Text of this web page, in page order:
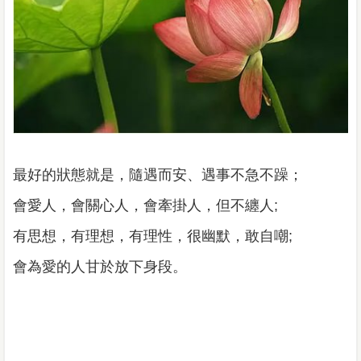
最好的狀態就是，隨遇而安、遇事不急不躁；
會愛人，會關心人，會牽掛人，但不纏人;
有思想，有理想，有理性，很幽默，敢自嘲;
會為愛的人甘於放下身段。